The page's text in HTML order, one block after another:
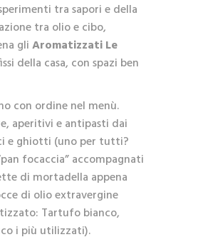
tra sapori e della
tra olio e cibo,
gliAromatizzati Le
della casa, con spazi ben
con ordine nel menù.
aperitivi e antipasti dai
e ghiotti (uno per tutti?
focaccia” accompagnati
di mortadella appena
di olio extravergine
Tartufo bianco,
i più utilizzati).